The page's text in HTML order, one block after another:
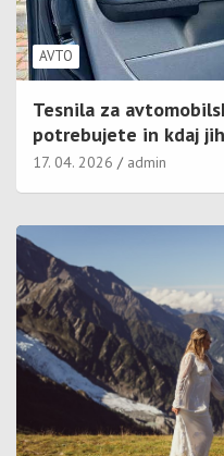
AVTO
Tesnila za
potrebujete in kdaj
17. 04. 2026 admin